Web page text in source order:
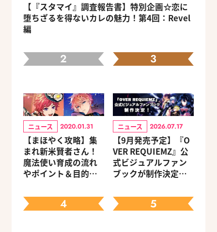
【『スタマイ』調査報告書】特別企画☆恋に
堕ちざるを得ないカレの魅力！第4回：Revel
編
2
ニュース 2020.01.31
【まほやく攻略】集
まれ新米賢者さん！
魔法使い育成の流れ
やポイント＆目的別
紹介《2020.11追加更
新》
3
ニュース 2026.07.17
【9月発売予定】『O
VER REQUIEMZ』公
式ビジュアルファン
ブックが制作決定！
る豪華グッズ付き限
定セットも同時発売
4 5